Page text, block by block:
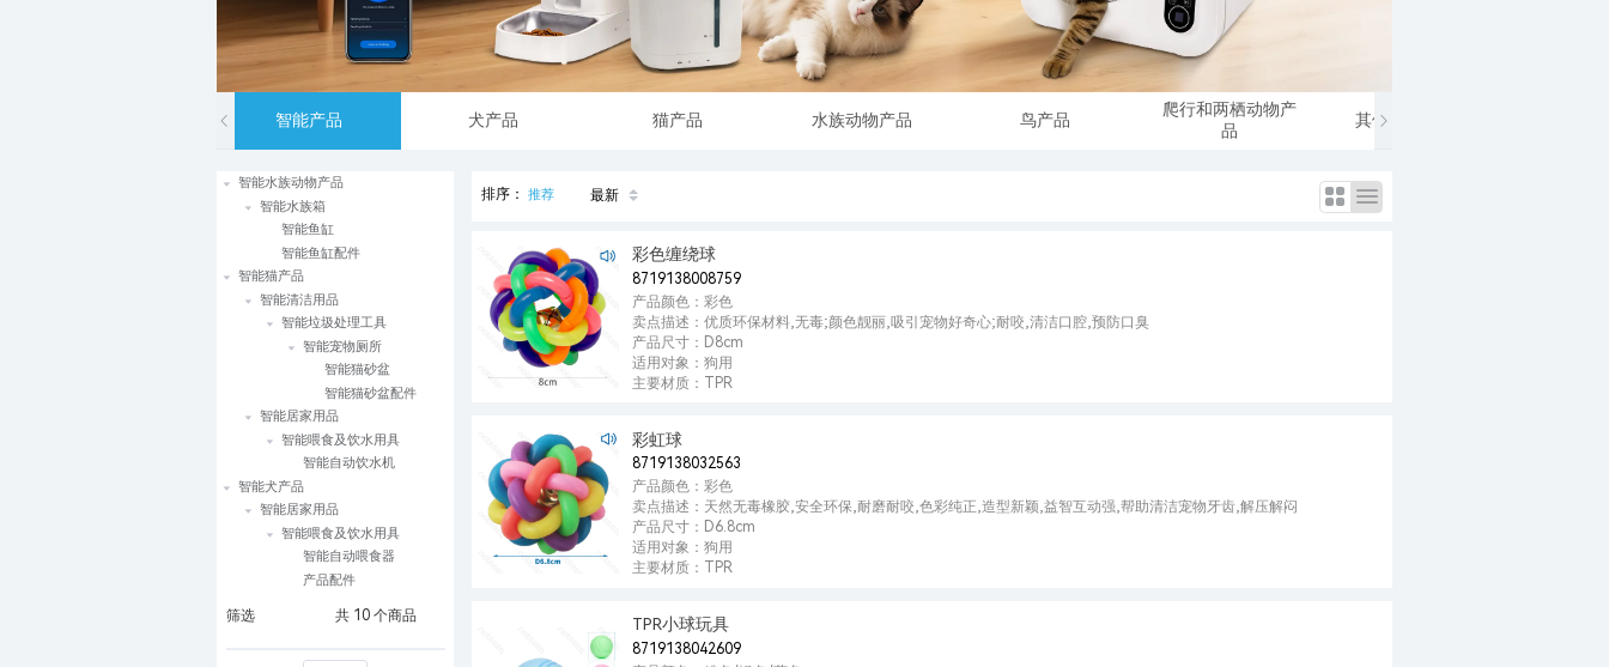
智能产品 犬产品 猫产品 水族动物产品 鸟产品
爬行和两栖动物产
品
其他小动物产品
智能水族动物产品
智能水族箱
智能鱼缸
智能鱼缸配件
智能猫产品
智能清洁用品
智能垃圾处理工具
智能宠物厕所
智能猫砂盆
智能猫砂盆配件
智能居家用品
智能喂食及饮水用具
智能自动饮水机
智能犬产品
智能居家用品
智能喂食及饮水用具
智能自动喂食器
产品配件
筛选 共 10 个商品
排序： 推荐 最新
彩色缠绕球
8719138008759
产品颜色：彩色
卖点描述：优质环保材料,无毒;颜色靓丽,吸引宠物好奇心;耐咬,清洁口腔,预防口臭
产品尺寸：D8cm
适用对象：狗用
主要材质：TPR
彩虹球
8719138032563
产品颜色：彩色
卖点描述：天然无毒橡胶,安全环保,耐磨耐咬,色彩纯正,造型新颖,益智互动强,帮助清洁宠物牙齿,解压解闷
产品尺寸：D6.8cm
适用对象：狗用
主要材质：TPR
TPR小球玩具
8719138042609